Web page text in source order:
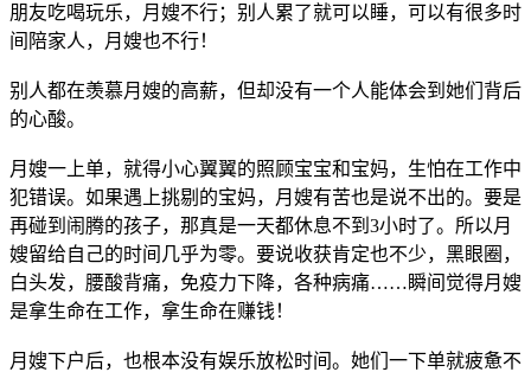
朋友吃喝玩乐，月嫂不行；别人累了就可以睡，可以有很多时
间陪家人，月嫂也不行！
别人都在羡慕月嫂的高薪，但却没有一个人能体会到她们背后
的心酸。
月嫂一上单，就得小心翼翼的照顾宝宝和宝妈，生怕在工作中
犯错误。如果遇上挑剔的宝妈，月嫂有苦也是说不出的。要是
再碰到闹腾的孩子，那真是一天都休息不到3小时了。所以月
嫂留给自己的时间几乎为零。要说收获肯定也不少，黑眼圈，
白头发，腰酸背痛，免疫力下降，各种病痛……瞬间觉得月嫂
是拿生命在工作，拿生命在赚钱！
月嫂下户后，也根本没有娱乐放松时间。她们一下单就疲惫不